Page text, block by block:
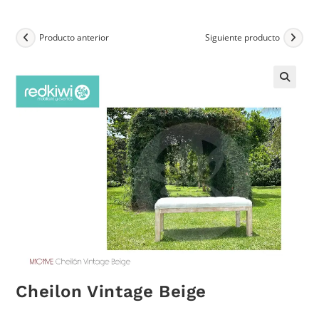
Contacto
Producto anterior Siguiente producto
Cheilon Vintage Beige